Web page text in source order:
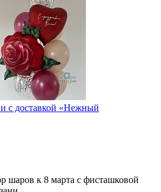
с доставкой «Нежный